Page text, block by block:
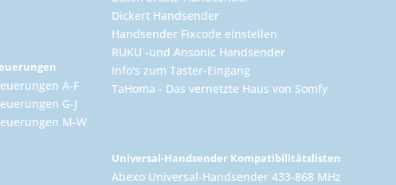
A-F
G-J
M-W
Dickert Handsender
Handsender Fixcode einstellen
RUKU -und Ansonic Handsender
Info's zum Taster-Eingang
TaHoma - Das vernetzte Haus von Somfy
Universal-Handsender Kompatibilitätslisten
Abexo Universal-Handsender 433-868 MHz